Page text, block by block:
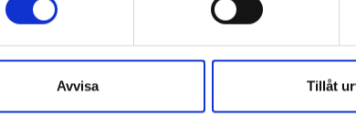
Avvisa Tillåt
om, eftersom de då tar för stora portioner, för
eller?
som kan hänga över axeln när det är